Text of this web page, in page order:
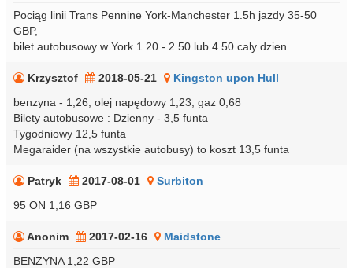
Pociąg linii Trans Pennine York-Manchester 1.5h jazdy 35-50
GBP,
bilet autobusowy w York 1.20 - 2.50 lub 4.50 caly dzien
Krzysztof 2018-05-21
Kingston upon Hull
benzyna - 1,26, olej napędowy 1,23, gaz 0,68
Bilety autobusowe : Dzienny - 3,5 funta
Tygodniowy 12,5 funta
Megaraider (na wszystkie autobusy) to koszt 13,5 funta
Patryk 2017-08-01
Surbiton
95 ON 1,16 GBP
Anonim 2017-02-16
Maidstone
BENZYNA 1,22 GBP